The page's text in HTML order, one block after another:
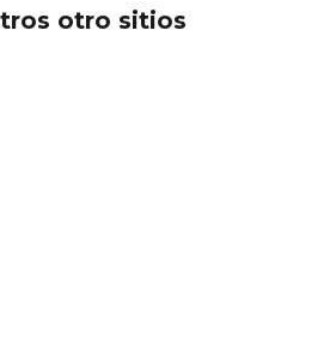
otro sitios